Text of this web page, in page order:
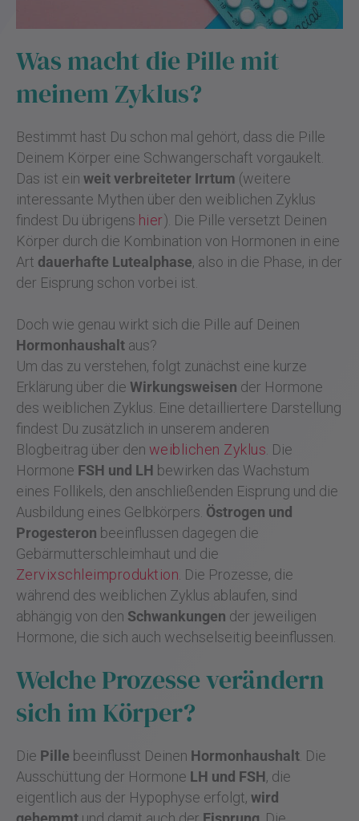
Was macht die Pille mit
meinem Zyklus?
Bestimmt hast Du schon mal gehört, dass die Pille
Deinem Körper eine Schwangerschaft vorgaukelt.
Das ist ein weit verbreiteter Irrtum (weitere
interessante Mythen über den weiblichen Zyklus
findest Du übrigens hier). Die Pille versetzt Deinen
Körper durch die Kombination von Hormonen in eine
Art dauerhafte Lutealphase, also in die Phase, in der
der Eisprung schon vorbei ist.
Doch wie genau wirkt sich die Pille auf Deinen
Hormonhaushaltaus?
Um das zu verstehen, folgt zunächst eine kurze
Erklärung über die Wirkungsweisen der Hormone
des weiblichen Zyklus. Eine detailliertere Darstellung
findest Du zusätzlich in unserem anderen
Blogbeitrag über den weiblichen Zyklus. Die
Hormone FSH und LH bewirken das Wachstum
eines Follikels, den anschließenden Eisprung und die
Ausbildung eines Gelbkörpers. Östrogen und
Progesteron beeinflussen dagegen die
Gebärmutterschleimhaut und die
Zervixschleimproduktion. Die Prozesse, die
während des weiblichen Zyklus ablaufen, sind
abhängig von den Schwankungen der jeweiligen
Hormone, die sich auch wechselseitig beeinflussen.
Welche Prozesse verändern
sich im Körper?
Die Pille beeinflusst Deinen Hormonhaushalt. Die
Ausschüttung der Hormone LH und FSH, die
eigentlich aus der Hypophyse erfolgt, wird